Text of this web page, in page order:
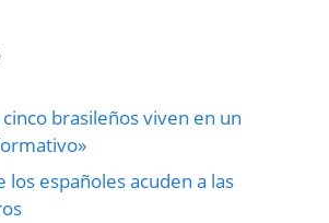
brasileños viven en un
los españoles acuden a las